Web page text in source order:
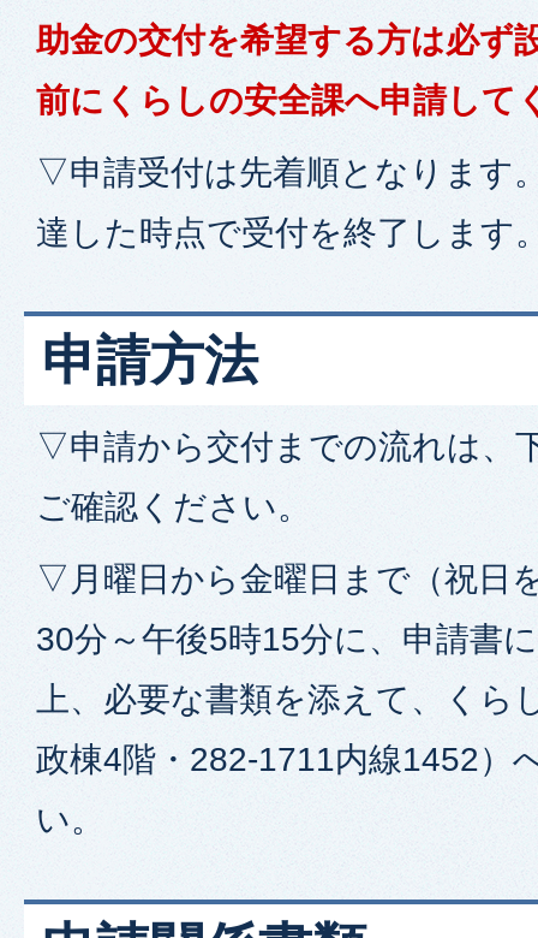
助金の交付を希望する方は必ず
前にくらしの安全課へ申請して
▽申請受付は先着順となります
達した時点で受付を終了します
申請方法
▽申請から交付までの流れは、
ご確認ください。
▽月曜日から金曜日まで（祝日
30分～午後5時15分に、申請書
上、必要な書類を添えて、くら
政棟4階・282-1711内線1452）
い。